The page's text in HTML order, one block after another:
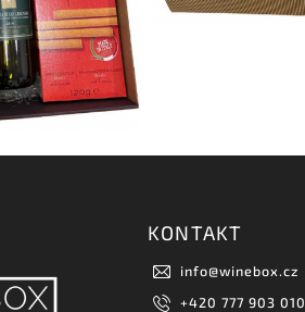
KONTAKT
info@winebox.cz
+420 777 903 010